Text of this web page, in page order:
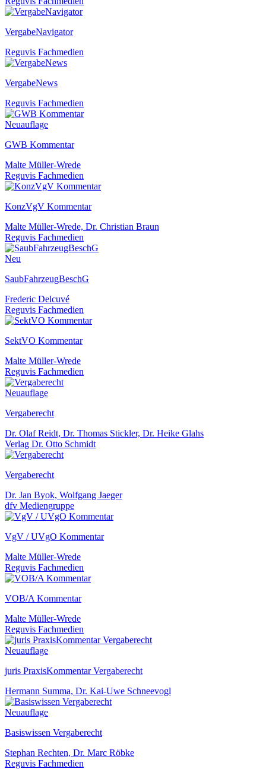
VergabeNavigator
Reguvis Fachmedien
VergabeNews
Reguvis Fachmedien
Neuauflage
GWB Kommentar
Malte Müller-Wrede
Reguvis Fachmedien
KonzVgV Kommentar
Malte Müller-Wrede, Dr. Christian Braun
Reguvis Fachmedien
Neu
SaubFahrzeugBeschG
Frederic Delcuvé
Reguvis Fachmedien
SektVO Kommentar
Malte Müller-Wrede
Reguvis Fachmedien
Neuauflage
Vergaberecht
Dr. Olaf Reidt, Dr. Thomas Stickler, Dr. Heike Glahs
Verlag Dr. Otto Schmidt
Vergaberecht
Dr. Jan Byok, Wolfgang Jaeger
dfv Mediengruppe
VgV / UVgO Kommentar
Malte Müller-Wrede
Reguvis Fachmedien
VOB/A Kommentar
Malte Müller-Wrede
Reguvis Fachmedien
Neuauflage
juris PraxisKommentar Vergaberecht
Hermann Summa, Dr. Kai-Uwe Schneevogl
Neuauflage
Basiswissen Vergaberecht
Stephan Rechten, Dr. Marc Röbke
Reguvis Fachmedien